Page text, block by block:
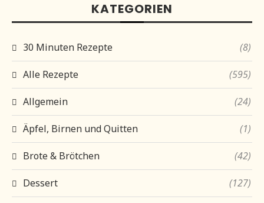
KATEGORIEN
30 Minuten Rezepte (8)
Alle Rezepte (595)
Allgemein (24)
Äpfel, Birnen und Quitten (1)
Brote & Brötchen (42)
Dessert (127)